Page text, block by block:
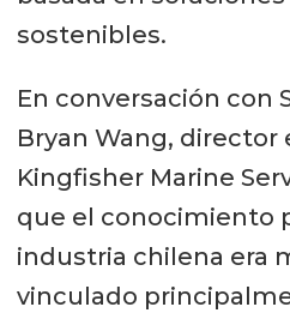
sostenibles.
En conversación con
Bryan Wang, director
Kingfisher Marine
que el conocimiento
industria chilena era
vinculado